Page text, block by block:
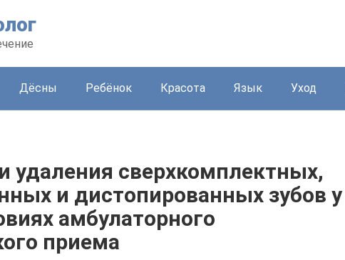
Дёсны Ребёнок Красота Язык Уход
удаления сверхкомплектных,
и дистопированных зубов у
амбулаторного
приема